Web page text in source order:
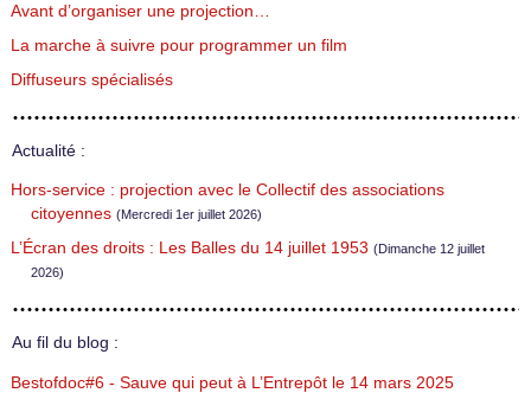
Avant d’organiser une projection…
La marche à suivre pour programmer un film
Diffuseurs spécialisés
Actualité :
Hors-service : projection avec le Collectif des associations
citoyennes (Mercredi 1er juillet 2026)
L’Écran des droits : Les Balles du 14 juillet 1953 (Dimanche 12 juillet
2026)
Au fil du blog :
Bestofdoc#6 - Sauve qui peut à L’Entrepôt le 14 mars 2025